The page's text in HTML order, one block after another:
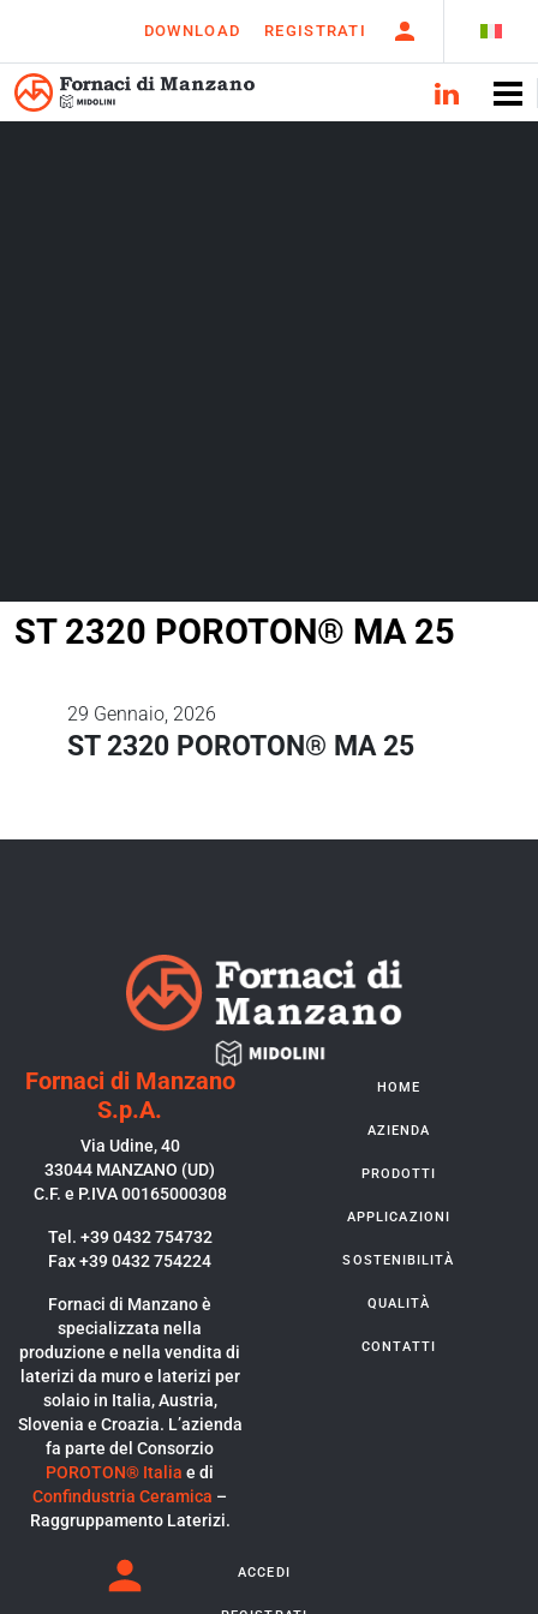
DOWNLOAD REGISTRATI
ST 2320 POROTON® MA 25
29 Gennaio, 2026
ST 2320 POROTON® MA 25
Fornaci di Manzano
S.p.A.
Via Udine, 40
33044 MANZANO (UD)
C.F. e P.IVA 00165000308
Tel. +39 0432 754732
Fax +39 0432 754224
Fornaci di Manzano è
specializzata nella
produzione e nella vendita di
laterizi da muro e laterizi per
solaio in Italia, Austria,
Slovenia e Croazia. L’azienda
fa parte del Consorzio
POROTON® Italia e di
Confindustria Ceramica –
Raggruppamento Laterizi.
HOME
AZIENDA
PRODOTTI
APPLICAZIONI
SOSTENIBILITÀ
QUALITÀ
CONTATTI
ACCEDI